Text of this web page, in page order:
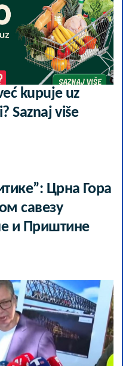
kupuje uz
Saznaj više
Црна Гора
савезу
и Приштине